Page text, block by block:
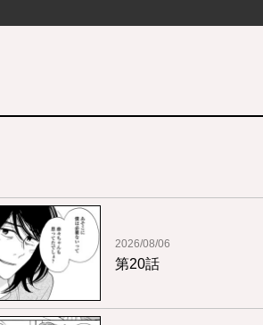
2026/08/06
第20話